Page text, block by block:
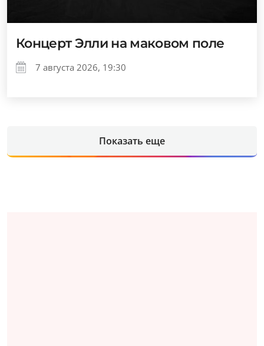
Концерт Элли на маковом поле
7 августа 2026, 19:30
Показать еще